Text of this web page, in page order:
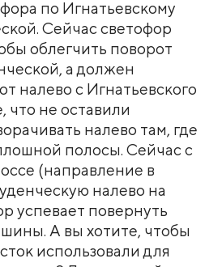
по Игнатьевскому
Сейчас светофор
облегчить поворот
а должен
налево с Игнатьевского
что не оставили
налево там, где
полосы. Сейчас с
(направление в
налево на
успевает повернуть
А вы хотите, чтобы
использовали для